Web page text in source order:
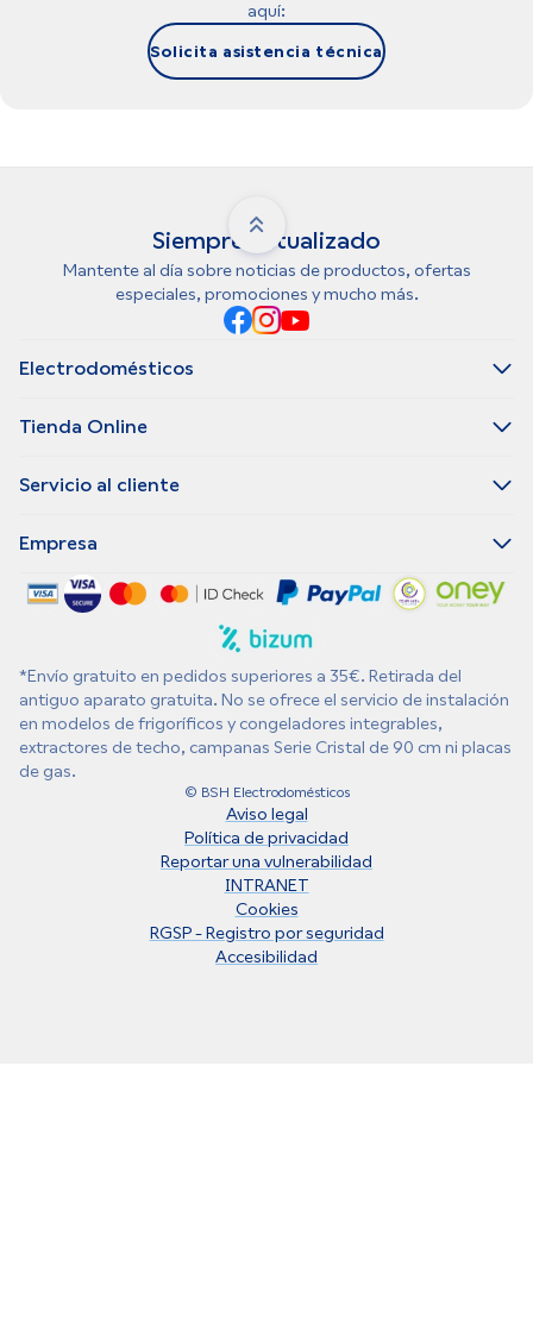
aquí:
Solicita asistencia técnica
Siempre actualizado
Mantente al día sobre noticias de productos, ofertas
especiales, promociones y mucho más.
Electrodomésticos
Tienda Online
Servicio al cliente
Empresa
*Envío gratuito en pedidos superiores a 35€. Retirada del
antiguo aparato gratuita. No se ofrece el servicio de instalación
en modelos de frigoríficos y congeladores integrables,
extractores de techo, campanas Serie Cristal de 90 cm ni placas
de gas.
© BSH Electrodomésticos
Aviso legal
Política de privacidad
Reportar una vulnerabilidad
INTRANET
Cookies
RGSP - Registro por seguridad
Accesibilidad